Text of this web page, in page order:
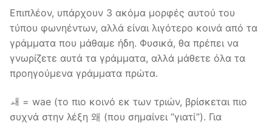
Επιπλέον, υπάρχουν 3 ακόμα μορφές αυτού του
τύπου φωνηέντων, αλλά είναι λιγότερο κοινά από τα
γράμματα που μάθαμε ήδη. Φυσικά, θα πρέπει να
γνωρίζετε αυτά τα γράμματα, αλλά μάθετε όλα τα
προηγούμενα γράμματα πρώτα.
ㅙ = wae (το πιο κοινό εκ των τριών, βρίσκεται πιο
συχνά στην λέξη 왜 (που σημαίνει “γιατί”). Για